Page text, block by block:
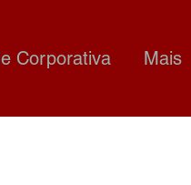
Corporativa Mais